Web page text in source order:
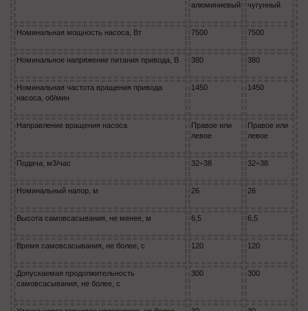
алюминиевый чугунный
Номинальная мощность насоса, Вт 7500 7500
Номинальное напряжение питания привода, В 380 380
Номинальная частота вращения привода
насоса, об/мин
1450 1450
Направление вращения насоса
Правое или
левое
Правое или
левое
Подача, м3/час 32÷38 32÷38
Номинальный напор, м 26 26
Высота самовсасывания, не менее, м 6,5 6,5
Время самовсасывания, не более, с 120 120
Допускаемая продолжительность
самовсасывания, не более, с
300 300